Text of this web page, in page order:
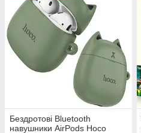
Бездротові Bluetooth
навушники AirPods Hoco